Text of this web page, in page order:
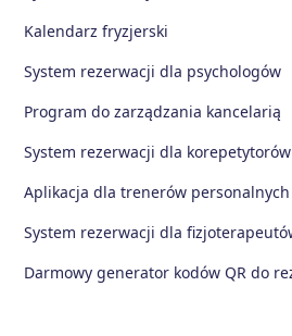
Kalendarz fryzjerski
System rezerwacji dla psychologów
Program do zarządzania kancelarią
System rezerwacji dla korepetytorów
Aplikacja dla trenerów personalnych
System rezerwacji dla
Darmowy generator kodów QR do